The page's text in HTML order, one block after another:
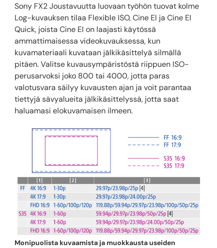
Sony FX2 Joustavuutta luovaan työhön tuovat kolme
Log-kuvauksen tilaa Flexible ISO, Cine EI ja Cine EI
Quick, joista Cine EI on laajasti käytössä
ammattimaisessa videokuvauksessa, kun
kuvamateriaali kuvataan jälkikäsittelyä silmällä
pitäen. Valitse kuvausympäristöstä riippuen ISO-
perusarvoksi joko 800 tai 4000, jotta paras
valotusvara säilyy kuvausten ajan ja voit parantaa
tiettyjä sävyalueita jälkikäsittelyssä, jotta saat
haluamasi elokuvamaisen ilmeen.
Monipuolista kuvaamista ja muokkausta useiden